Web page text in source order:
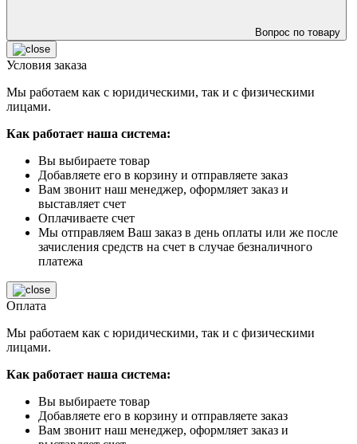
Вопрос по товару
Условия заказа
Мы работаем как с юридическими, так и с физическими
лицами.
Как работает наша система:
Вы выбираете товар
Добавляете его в корзину и отправляете заказ
Вам звонит наш менеджер, оформляет заказ и
выставляет счет
Оплачиваете счет
Мы отправляем Ваш заказ в день оплаты или же после
зачисления средств на счет в случае безналичного
платежа
Оплата
Мы работаем как с юридическими, так и с физическими
лицами.
Как работает наша система:
Вы выбираете товар
Добавляете его в корзину и отправляете заказ
Вам звонит наш менеджер, оформляет заказ и